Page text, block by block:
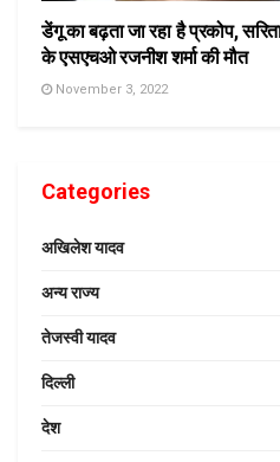
डेंगू का बढ़ता जा रहा है प्रकोप,
के एसएचओ रजनीश शर्मा की मौत
November 3, 2022
Categories
अखिलेश यादव
अन्य राज्य
तेजस्वी यादव
दिल्ली
देश